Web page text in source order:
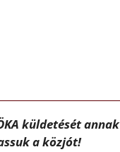
küldetését annak
a közjót!